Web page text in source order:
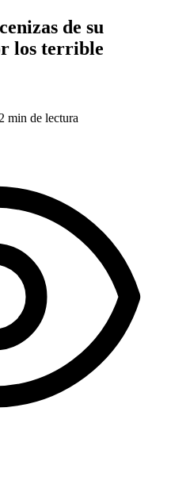
de su
los terrible
2 min de lectura